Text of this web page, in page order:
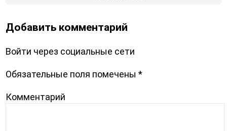
Добавить комментарий
Войти через социальные сети
Обязательные поля помечены*
Комментарий